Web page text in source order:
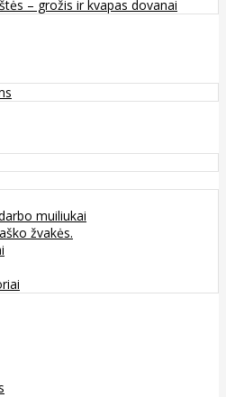
– grožis ir kvapas dovanai
muiliukai
žvakės.